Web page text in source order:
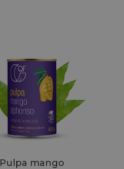
Pulpa mango